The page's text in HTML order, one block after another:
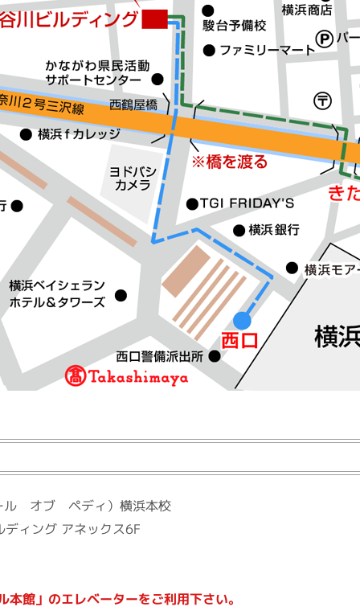
ル オブ ペディ）横浜本校
ィング アネックス6F
館」のエレベーターをご利用下さい。